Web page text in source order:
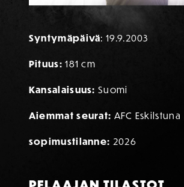
TIETOA
Syntymäpäivä: 19.9.2003
Pituus: 181 cm
Kansalaisuus: Suomi
Aiemmat seurat: AFC Eskilstuna
sopimustilanne: 2026